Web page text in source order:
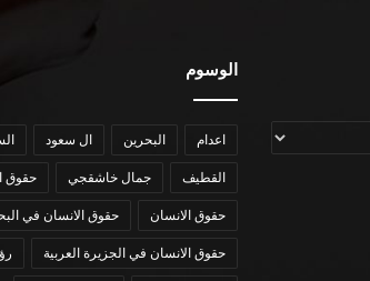
الوسوم
اعدام البحرين ال سعود
القطيف جمال خاشقجي حقوق
حقوق الانسان حقوق الانسان في
حقوق الانسان في الجزيرة العربية